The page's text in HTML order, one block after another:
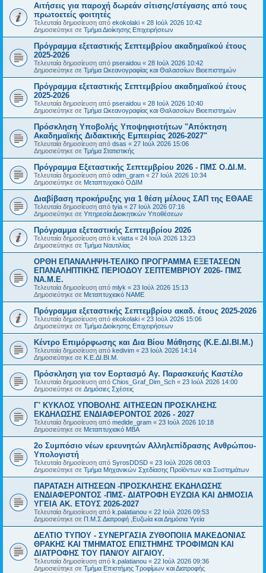
Αιτήσεις για παροχή δωρεάν σίτισης/στέγασης από τους
πρωτοετείς φοιτητές
Τελευταία δημοσίευση από ekokolaki « 28 Ιούλ 2026 10:42
Δημοσιεύτηκε σε Τμήμα Διοίκησης Επιχειρήσεων
Πρόγραμμα εξεταστικής Σεπτεμβρίου ακαδημαϊκού έτους
2025-2026
Τελευταία δημοσίευση από pseraidou « 28 Ιούλ 2026 10:42
Δημοσιεύτηκε σε Τμήμα Ωκεανογραφίας και Θαλασσίων Βιοεπιστημών
Πρόγραμμα εξεταστικής Σεπτεμβρίου ακαδημαϊκού έτους
2025-2026
Τελευταία δημοσίευση από pseraidou « 28 Ιούλ 2026 10:40
Δημοσιεύτηκε σε Τμήμα Ωκεανογραφίας και Θαλασσίων Βιοεπιστημών
Πρόσκληση Υποβολής Υποψηφιοτήτων "Απόκτηση
Ακαδημαϊκής Διδακτικής Εμπειρίας 2026-2027"
Τελευταία δημοσίευση από dsas « 27 Ιούλ 2026 15:06
Δημοσιεύτηκε σε Τμήμα Στατιστικής
Πρόγραμμα Εξεταστικής Σεπτεμβρίου 2026 - ΠΜΣ Ο.ΔΙ.Μ.
Τελευταία δημοσίευση από odim_gram « 27 Ιούλ 2026 10:34
Δημοσιεύτηκε σε Μεταπτυχιακό ΟΔΙΜ
Διαβίβαση προκήρυξης για 1 θέση μέλους ΣΑΠ της ΕΘΑΑΕ
Τελευταία δημοσίευση από tyia « 27 Ιούλ 2026 07:16
Δημοσιεύτηκε σε Υπηρεσία Διοικητικών Υποθέσεων
Πρόγραμμα εξεταστικής Σεπτεμβρίου 2026
Τελευταία δημοσίευση από k.vlatta « 24 Ιούλ 2026 13:23
Δημοσιεύτηκε σε Τμήμα Ναυτιλίας
ΟΡΘΗ ΕΠΑΝΑΛΗΨΗ-ΤΕΛΙΚΟ ΠΡΟΓΡΑΜΜΑ ΕΞΕΤΑΣΕΩΝ
ΕΠΑΝΑΛΗΠΤΙΚΗΣ ΠΕΡΙΟΔΟΥ ΣΕΠΤΕΜΒΡΙΟΥ 2026- ΠΜΣ
ΝΑ.Μ.Ε.
Τελευταία δημοσίευση από mlyk « 23 Ιούλ 2026 15:13
Δημοσιεύτηκε σε Μεταπτυχιακό ΝΑΜΕ
Πρόγραμμα εξεταστικής Σεπτεμβρίου ακαδ. έτους 2025-2026
Τελευταία δημοσίευση από ekokolaki « 23 Ιούλ 2026 15:06
Δημοσιεύτηκε σε Τμήμα Διοίκησης Επιχειρήσεων
Κέντρο Επιμόρφωσης και Δια Βίου Μάθησης (Κ.Ε.ΔΙ.ΒΙ.Μ.)
Τελευταία δημοσίευση από kedivim « 23 Ιούλ 2026 14:14
Δημοσιεύτηκε σε Κ.Ε.ΔΙ.ΒΙ.Μ.
Πρόσκληση για τον Εορτασμό Αγ. Παρασκευής Καστέλο
Τελευταία δημοσίευση από Chios_Graf_Dim_Sch « 23 Ιούλ 2026 14:00
Δημοσιεύτηκε σε Δημόσιες Σχέσεις
Γ' ΚΥΚΛΟΣ ΥΠΟΒΟΛΗΣ ΑΙΤΗΣΕΩΝ ΠΡΟΣΚΛΗΣΗΣ
ΕΚΔΗΛΩΣΗΣ ΕΝΔΙΑΦΕΡΟΝΤΟΣ 2026 - 2027
Τελευταία δημοσίευση από medide_gram « 23 Ιούλ 2026 10:18
Δημοσιεύτηκε σε Μεταπτυχιακό MBA
2ο Συμπόσιο νέων ερευνητών Αλληλεπίδρασης Ανθρώπου-
Υπολογιστή
Τελευταία δημοσίευση από SyrosDDSD « 23 Ιούλ 2026 08:03
Δημοσιεύτηκε σε Τμήμα Μηχανικών Σχεδίασης Προϊόντων και Συστημάτων
ΠΑΡΑΤΑΣΗ ΑΙΤΗΣΕΩΝ -ΠΡΟΣΚΛΗΣΗΣ ΕΚΔΗΛΩΣΗΣ
ΕΝΔΙΑΦΕΡΟΝΤΟΣ -ΠΜΣ- ΔΙΑΤΡΟΦΗ ΕΥΖΩΙΑ ΚΑΙ ΔΗΜΟΣΙΑ
ΥΓΕΙΑ AK. ETOYΣ 2026-2027
Τελευταία δημοσίευση από k.palatianou « 22 Ιούλ 2026 09:53
Δημοσιεύτηκε σε Π.Μ.Σ Διατροφή ,Ευζωία και Δημόσια Υγεία
ΔΕΛΤΙΟ ΤΥΠΟΥ - ΣΥΝΕΡΓΑΣΙΑ ΖΥΘΟΠΟΙΙΑ ΜΑΚΕΔΟΝΙΑΣ
ΘΡΑΚΗΣ ΚΑΙ ΤΜΗΜΑΤΟΣ ΕΠΙΣΤΗΜΗΣ ΤΡΟΦΙΜΩΝ ΚΑΙ
ΔΙΑΤΡΟΦΗΣ ΤΟΥ ΠΑΝ/ΟΥ ΑΙΓΑΙΟΥ.
Τελευταία δημοσίευση από k.palatianou « 22 Ιούλ 2026 09:36
Δημοσιεύτηκε σε Τμήμα Επιστήμης Τροφίμων και Διατροφής